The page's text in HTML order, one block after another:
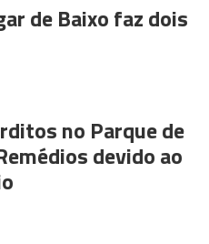
de Baixo faz dois
no Parque de
devido ao